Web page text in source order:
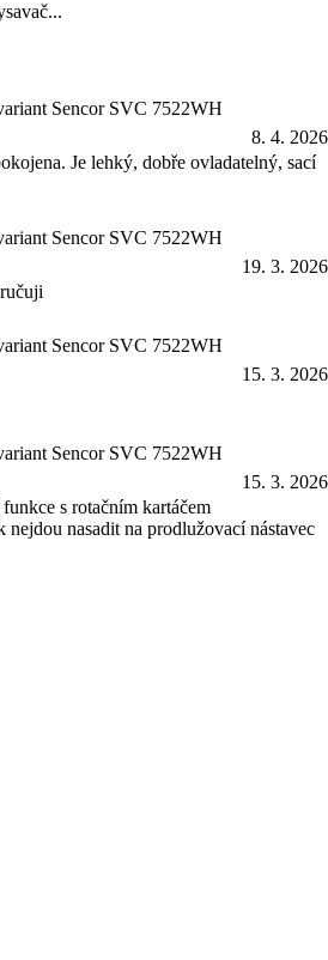
Sencor SVC 7522WH
8. 4. 2026
Je lehký, dobře ovladatelný, sací
Sencor SVC 7522WH
19. 3. 2026
Sencor SVC 7522WH
15. 3. 2026
Sencor SVC 7522WH
15. 3. 2026
s rotačním kartáčem
nejdou nasadit na prodlužovací nástavec